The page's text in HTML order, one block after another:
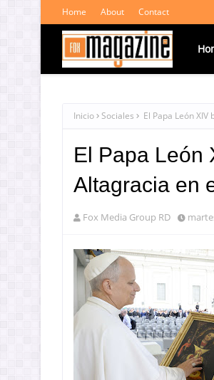
Home About Contact
Inicio Sociales El Papa León
El Papa León
Altagracia en
Fox Media Group RD